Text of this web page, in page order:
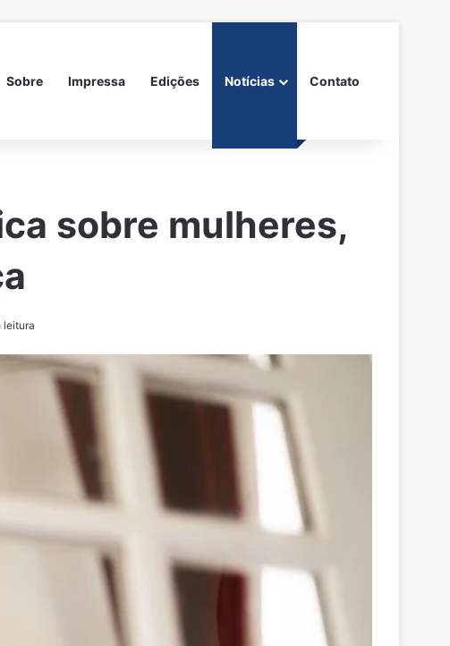
Sobre Impressa Edições Notícias Contato
sobre mulheres,
leitura